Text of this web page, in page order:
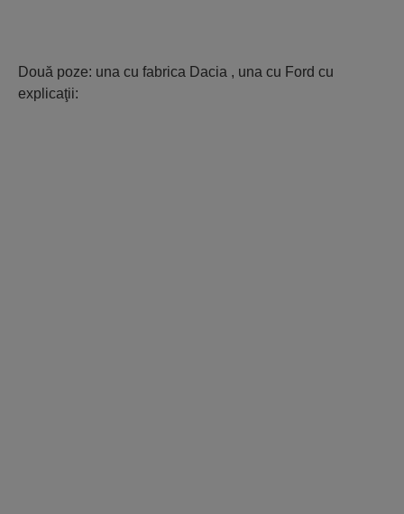
Două poze: una cu fabrica Dacia , una cu Ford cu
explicaţii: